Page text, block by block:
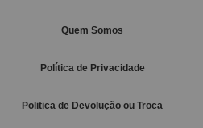
Quem Somos
Política de Privacidade
Politica de Devolução ou Troca